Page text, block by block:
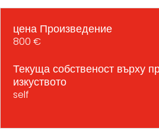
цена Произведение
800 €
Текуща собственост върху
изкуството
self